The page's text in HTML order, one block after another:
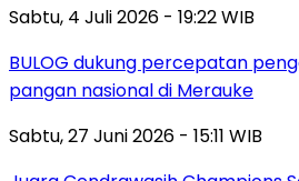
Sabtu, 4 Juli 2026 - 19:22 WIB
BULOG dukung percepatan
pangan nasional di Merauke
Sabtu, 27 Juni 2026 - 15:11 WIB